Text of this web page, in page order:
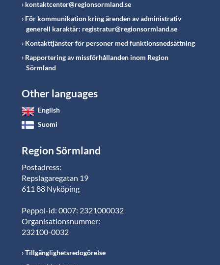
kontaktcenter@regionsormland.se
För kommunikation kring ärenden av administrativ
generell karaktär: registratur@regionsormland.se
Kontakttjänster för personer med funktionsnedsättning
Rapportering av missförhållanden inom Region
Sörmland
Other languages
English
Suomi
Region Sörmland
Postadress:
Repslagaregatan 19
611 88 Nyköping
Peppol-id: 0007: 2321000032
Organisationsnummer:
232100-0032
Tillgänglighetsredogörelse